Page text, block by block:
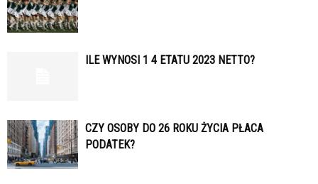
ILE WYNOSI 1 4 ETATU 2023 NETTO?
CZY OSOBY DO 26 ROKU ŻYCIA PŁACA
PODATEK?